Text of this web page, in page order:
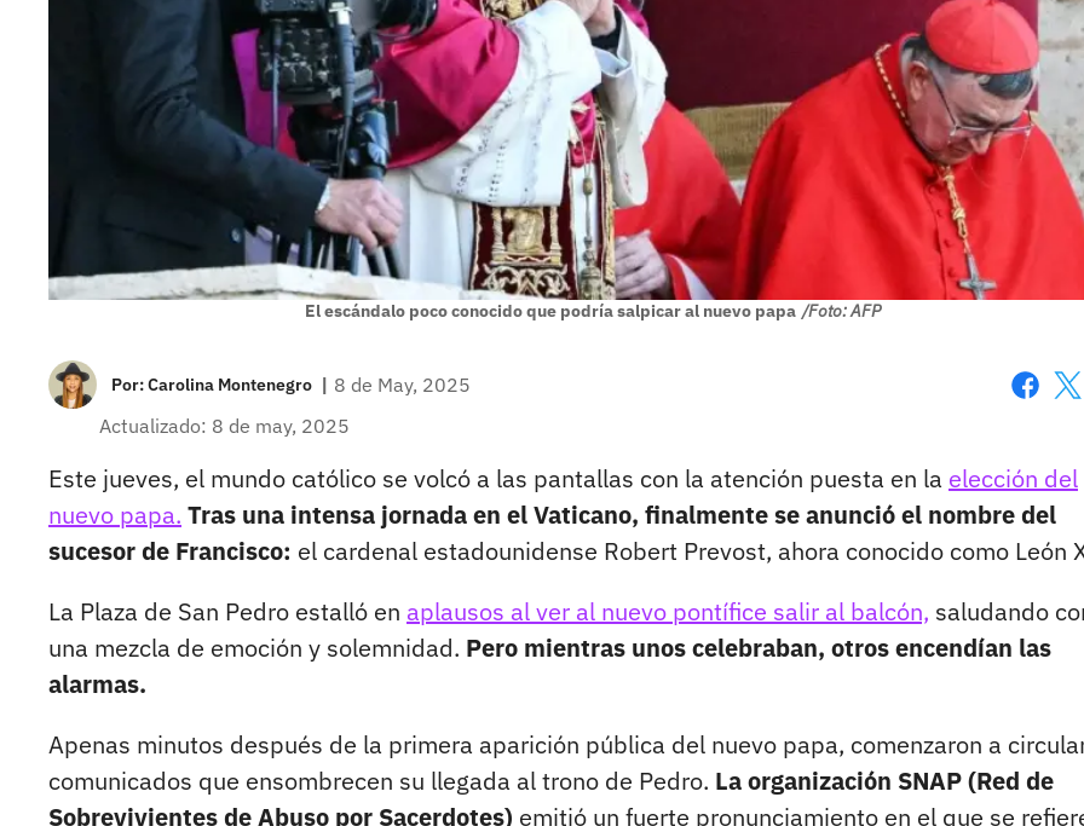
El escándalo poco conocido que podría salpicar al nuevo papa /Foto: AFP
Por:Carolina Montenegro | 8 de May, 2025
Actualizado: 8 de may, 2025
Este jueves, el mundo católico se volcó a las pantallas con la atención puesta en la elección del
nuevo papa. Tras una intensa jornada en el Vaticano, finalmente se anunció el nombre del
sucesor de Francisco: el cardenal estadounidense Robert Prevost, ahora conocido como León
La Plaza de San Pedro estalló en aplausos al ver al nuevo pontífice salir al balcón, saludando
una mezcla de emoción y solemnidad. Pero mientras unos celebraban, otros encendían las
alarmas.
Apenas minutos después de la primera aparición pública del nuevo papa, comenzaron a
comunicados que ensombrecen su llegada al trono de Pedro. La organización SNAP (Red de
Sobrevivientes de Abuso por Sacerdotes) emitió un fuerte pronunciamiento en el que se